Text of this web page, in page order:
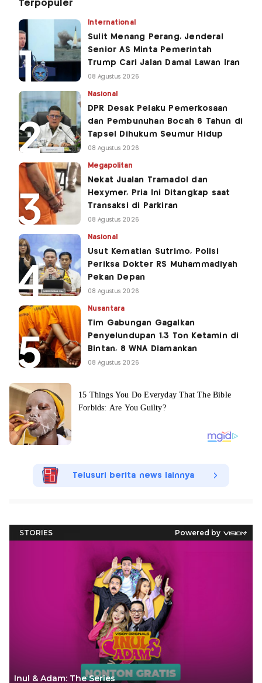
Terpopuler
International
Sulit Menang Perang, Jenderal
Senior AS Minta Pemerintah
Trump Cari Jalan Damai Lawan Iran
08 Agustus 2026
Nasional
DPR Desak Pelaku Pemerkosaan
dan Pembunuhan Bocah 6 Tahun di
Tapsel Dihukum Seumur Hidup
08 Agustus 2026
Megapolitan
Nekat Jualan Tramadol dan
Hexymer, Pria Ini Ditangkap saat
Transaksi di Parkiran
08 Agustus 2026
Nasional
Usut Kematian Sutrimo, Polisi
Periksa Dokter RS Muhammadiyah
Pekan Depan
08 Agustus 2026
Nusantara
Tim Gabungan Gagalkan
Penyelundupan 1,3 Ton Ketamin di
Bintan, 8 WNA Diamankan
08 Agustus 2026
Telusuri berita news lainnya